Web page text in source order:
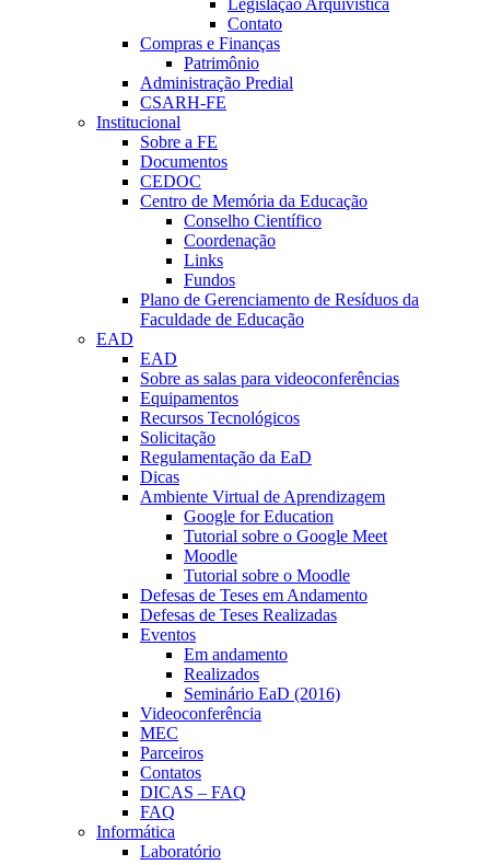
Legislação Arquivística
Contato
Compras e Finanças
Patrimônio
Administração Predial
CSARH-FE
Institucional
Sobre a FE
Documentos
CEDOC
Centro de Memória da Educação
Conselho Científico
Coordenação
Links
Fundos
Plano de Gerenciamento de Resíduos da
Faculdade de Educação
EAD
EAD
Sobre as salas para videoconferências
Equipamentos
Recursos Tecnológicos
Solicitação
Regulamentação da EaD
Dicas
Ambiente Virtual de Aprendizagem
Google for Education
Tutorial sobre o Google Meet
Moodle
Tutorial sobre o Moodle
Defesas de Teses em Andamento
Defesas de Teses Realizadas
Eventos
Em andamento
Realizados
Seminário EaD (2016)
Videoconferência
MEC
Parceiros
Contatos
DICAS – FAQ
FAQ
Informática
Laboratório